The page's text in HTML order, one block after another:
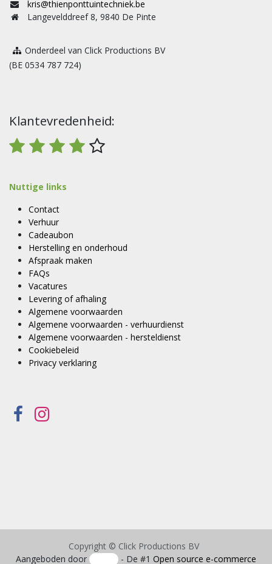
kris@thienponttuintechniek.be
Langevelddreef 8, 9840 De Pinte
Onderdeel van Click Productions BV
(BE 0534 787 724)
Klantevredenheid:
Nuttige links
Contact
Verhuur
Cadeaubon
Herstelling en onderhoud
Afspraak maken
FAQs
Vacatures
Levering of afhaling
Algemene voorwaarden
Algemene voorwaarden - verhuurdienst
Algemene voorwaarden - hersteldienst
Cookiebeleid
Privacy verklaring
Copyright © Click Productions BV
Aangeboden door
- De #1Open source e-commerce